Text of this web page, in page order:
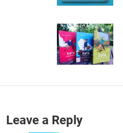
Leave a Reply